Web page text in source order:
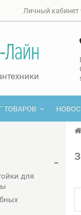
Личный кабинет
ТОВАРОВ
для